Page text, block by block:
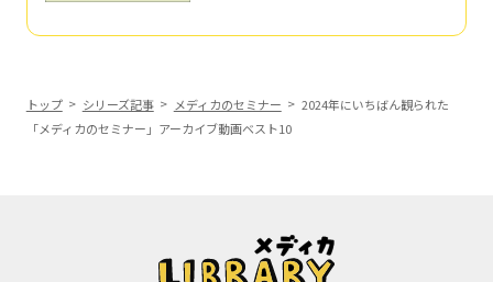
トップ シリーズ記事 メディカのセミナー
2024年にいちばん観られた
「メディカのセミナー」アーカイブ動画ベスト10